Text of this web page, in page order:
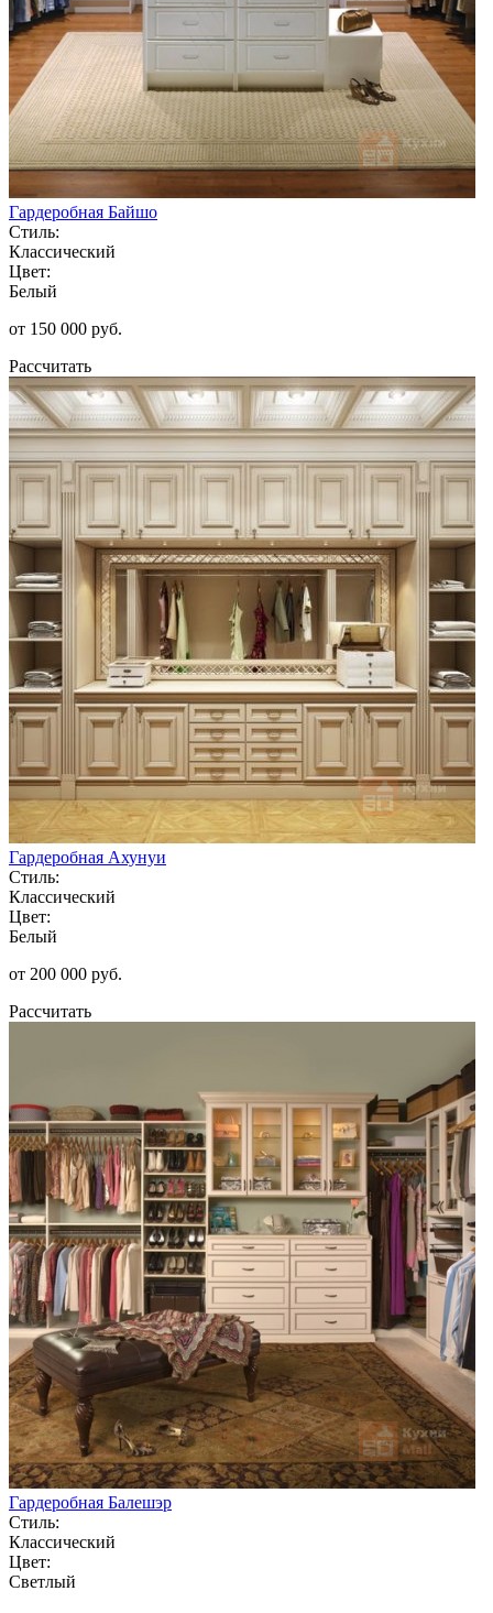
Гардеробная Байшо
Стиль:
Классический
Цвет:
Белый
от 150 000 руб.
Рассчитать
Гардеробная Ахунуи
Стиль:
Классический
Цвет:
Белый
от 200 000 руб.
Рассчитать
Гардеробная Балешэр
Стиль:
Классический
Цвет:
Светлый